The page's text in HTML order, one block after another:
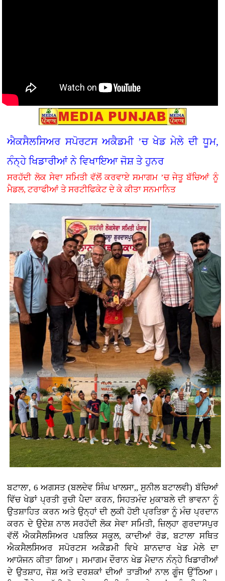
ਐਕਸੈਲਸਿਅਰ ਸਪੋਰਟਸ ਅਕੈਡਮੀ ’ਚ ਖੇਡ ਮੇਲੇ ਦੀ ਧੂਮ,
ਨੰਨ੍ਹੇ ਖਿਡਾਰੀਆਂ ਨੇ ਵਿਖਾਇਆ ਜੋਸ਼ ਤੇ ਹੁਨਰ
ਸਰਹੱਦੀ ਲੋਕ ਸੇਵਾ ਸਮਿਤੀ ਵੱਲੋਂ ਕਰਵਾਏ ਸਮਾਗਮ ’ਚ ਜੇਤੂ ਬੱਚਿਆਂ ਨੂੰ
ਮੈਡਲ, ਟਰਾਫੀਆਂ ਤੇ ਸਰਟੀਫਿਕੇਟ ਦੇ ਕੇ ਕੀਤਾ ਸਨਮਾਨਿਤ
ਬਟਾਲਾ, 6 ਅਗਸਤ (ਬਲਦੇਵ ਸਿੰਘ ਖਾਲਸਾ,, ਸੁਨੀਲ ਬਟਾਲਵੀ) ਬੱਚਿਆਂ
ਵਿੱਚ ਖੇਡਾਂ ਪ੍ਰਤੀ ਰੁਚੀ ਪੈਦਾ ਕਰਨ, ਸਿਹਤਮੰਦ ਮੁਕਾਬਲੇ ਦੀ ਭਾਵਨਾ ਨੂੰ
ਉਤਸ਼ਾਹਿਤ ਕਰਨ ਅਤੇ ਉਨ੍ਹਾਂ ਦੀ ਲੁਕੀ ਹੋਈ ਪ੍ਰਤਿਭਾ ਨੂੰ ਮੰਚ ਪ੍ਰਦਾਨ
ਕਰਨ ਦੇ ਉਦੇਸ਼ ਨਾਲ ਸਰਹੱਦੀ ਲੋਕ ਸੇਵਾ ਸਮਿਤੀ, ਜ਼ਿਲ੍ਹਾ ਗੁਰਦਾਸਪੁਰ
ਵੱਲੋਂ ਐਕਸੈਲਸਿਅਰ ਪਬਲਿਕ ਸਕੂਲ, ਕਾਦੀਆਂ ਰੋਡ, ਬਟਾਲਾ ਸਥਿਤ
ਐਕਸੈਲਸਿਅਰ ਸਪੋਰਟਸ ਅਕੈਡਮੀ ਵਿਖੇ ਸ਼ਾਨਦਾਰ ਖੇਡ ਮੇਲੇ ਦਾ
ਆਯੋਜਨ ਕੀਤਾ ਗਿਆ। ਸਮਾਗਮ ਦੌਰਾਨ ਖੇਡ ਮੈਦਾਨ ਨੰਨ੍ਹੇ ਖਿਡਾਰੀਆਂ
ਦੇ ਉਤਸ਼ਾਹ, ਜੋਸ਼ ਅਤੇ ਦਰਸ਼ਕਾਂ ਦੀਆਂ ਤਾੜੀਆਂ ਨਾਲ ਗੂੰਜ ਉੱਠਿਆ।